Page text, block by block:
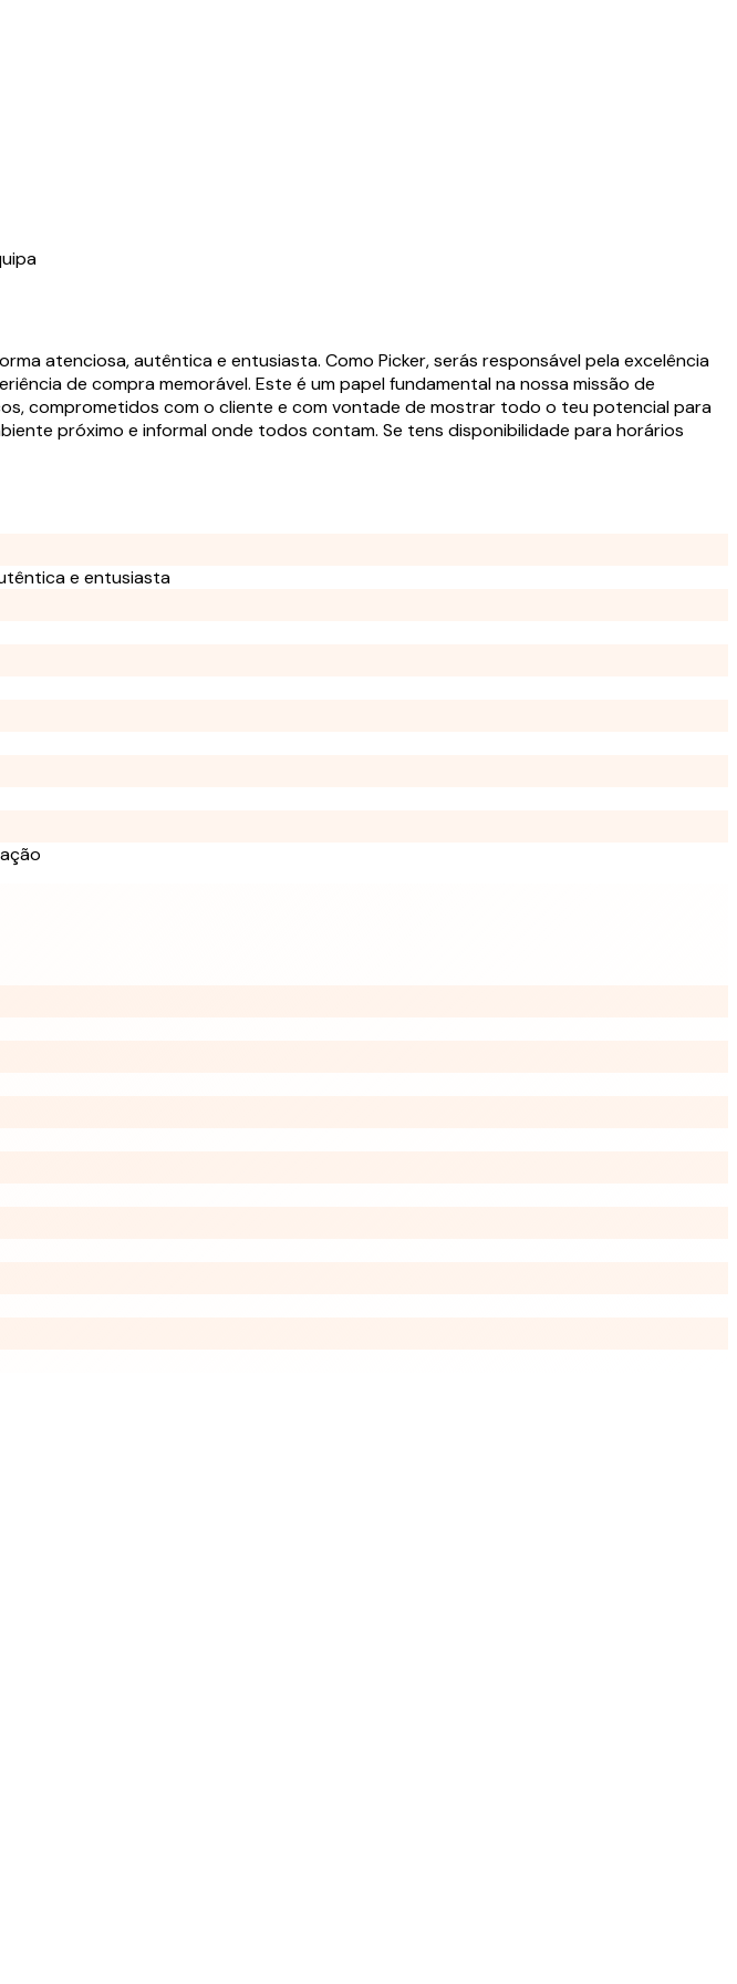
atenciosa, autêntica e entusiasta. Como Picker, serás responsável pela excelência
de compra memorável. Este é um papel fundamental na nossa missão de
comprometidos com o cliente e com vontade de mostrar todo o teu potencial para
próximo e informal onde todos contam. Se tens disponibilidade para horários
e entusiasta